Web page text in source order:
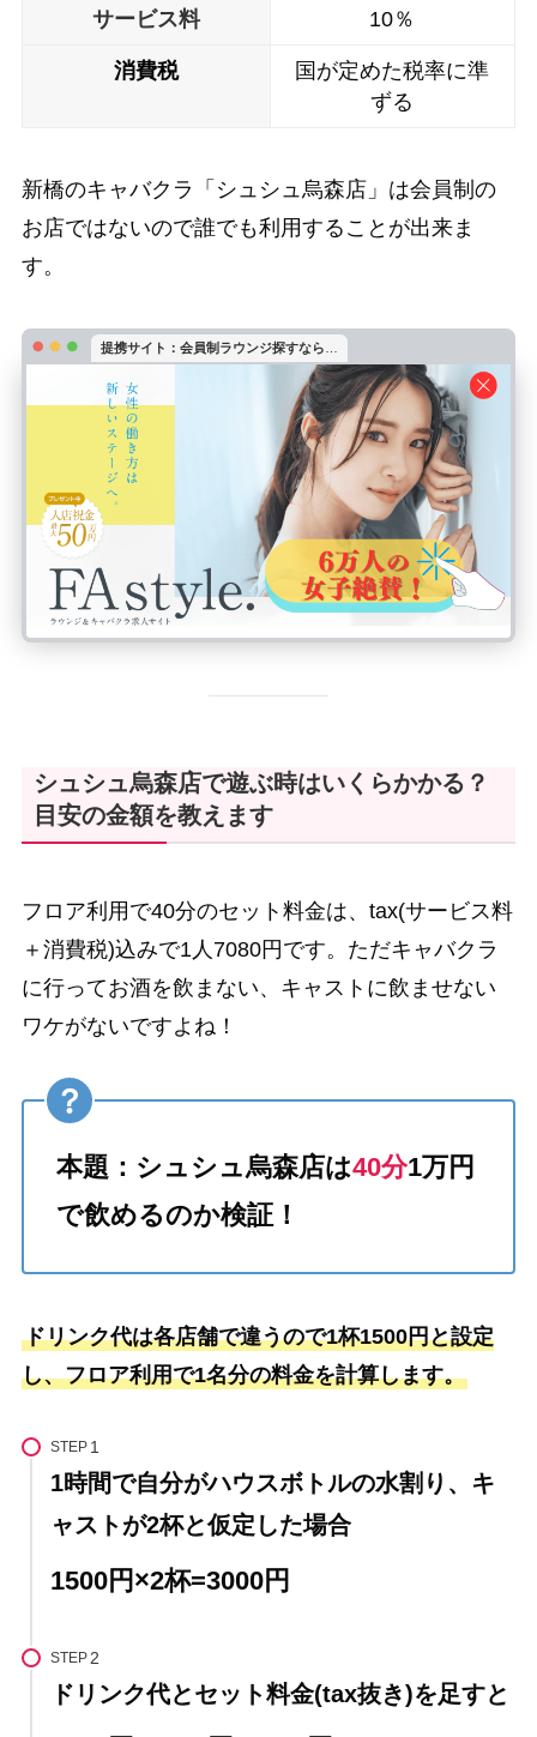
サービス料 10％
消費税
国が定めた税率に準
ずる
新橋のキャバクラ「シュシュ烏森店」は会員制の
お店ではないので誰でも利用することが出来ま
す。
提携サイト：会員制ラウンジ探すなら
シュシュ烏森店で遊ぶ時はいくらかかる？
目安の金額を教えます
フロア利用で40分のセット料金は、tax(サービス料
＋消費税)込みで1人7080円です。ただキャバクラ
に行ってお酒を飲まない、キャストに飲ませない
ワケがないですよね！
本題：シュシュ烏森店は40分1万円
で飲めるのか検証！
ドリンク代は各店舗で違うので1杯1500円と設定
し、フロア利用で1名分の料金を計算します。
STEP
1時間で自分がハウスボトルの水割り、キ
ャストが2杯と仮定した場合
1500円×2杯=3000円
STEP
ドリンク代とセット料金(tax抜き)を足すと